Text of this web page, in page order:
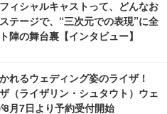
ィシャルキャストって、どんなお
テージで、“三次元での表現”に全
陣の舞台裏【インタビュー】
れるウェディング姿のライザ！
（ライザリン・シュタウト）ウェ
月7日より予約受付開始